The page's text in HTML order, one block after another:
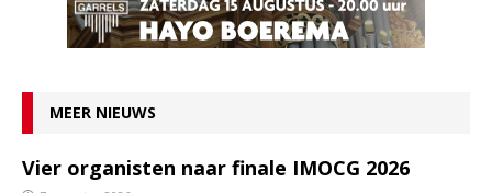
MEER NIEUWS
Vier organisten naar finale IMOCG 2026